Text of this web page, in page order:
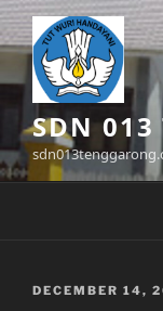
Skip
to
content
SDN 013
POSTED
DECEMBER 14,